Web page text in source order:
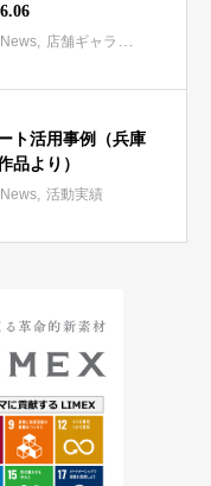
店舗ギャラリー
ト活用事例（兵庫
品より）
活動実績